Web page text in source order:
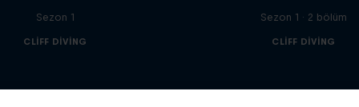
Sezon 1
CLIFF DIVING
Sezon 1 · 2 bölüm
CLIFF DIVING